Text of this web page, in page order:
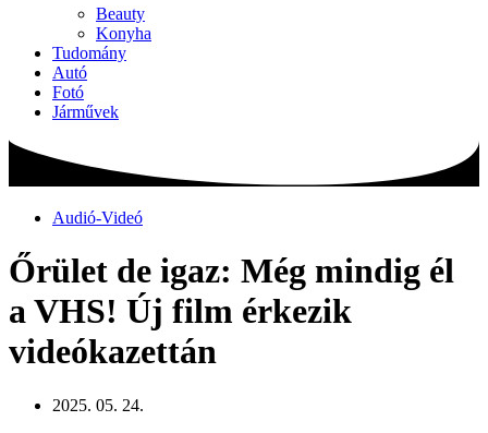
Beauty
Konyha
Tudomány
Autó
Fotó
Járművek
Audió-Videó
Őrület de igaz: Még mindig él
a VHS! Új film érkezik
videókazettán
2025. 05. 24.